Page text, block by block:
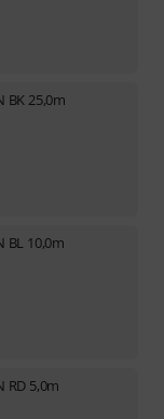
BK 25,0m
BL 10,0m
RD 5,0m